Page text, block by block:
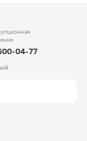
04-77